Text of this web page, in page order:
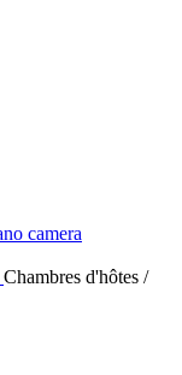
Chambres d'hôtes /